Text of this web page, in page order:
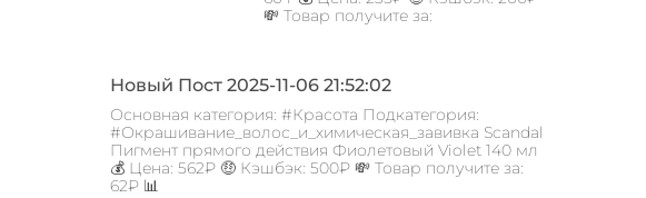
💸 Товар получите за:
Новый Пост 2025-11-06 21:52:02
Основная категория: #Красота Подкатегория:
#Окрашивание_волос_и_химическая_завивка Scandal
Пигмент прямого действия Фиолетовый Violet 140 мл
💰 Цена: 562₽ 🤑 Кэшбэк: 500₽ 💸 Товар получите за:
62₽ 📊